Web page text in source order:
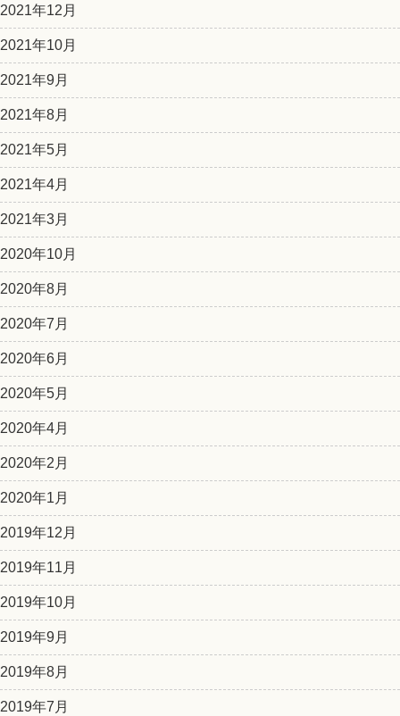
2021年12月
2021年10月
2021年9月
2021年8月
2021年5月
2021年4月
2021年3月
2020年10月
2020年8月
2020年7月
2020年6月
2020年5月
2020年4月
2020年2月
2020年1月
2019年12月
2019年11月
2019年10月
2019年9月
2019年8月
2019年7月